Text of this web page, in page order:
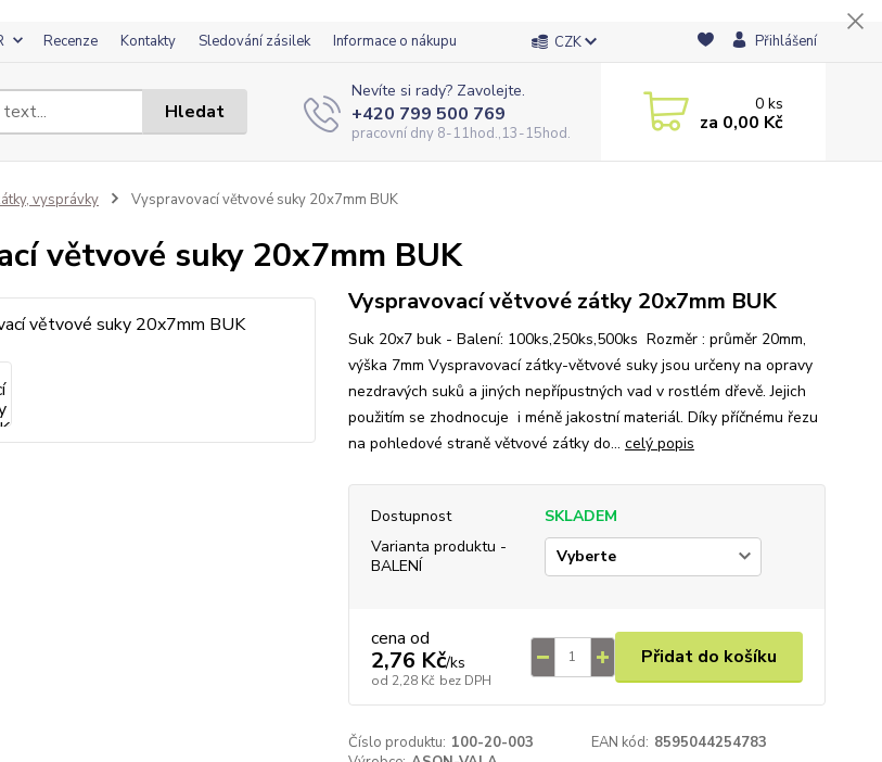
Recenze Kontakty Sledování zásilek Informace o nákupu CZK Přihlášení
Hledat
Nevíte si rady? Zavolejte.
+420 799 500 769
pracovní dny 8-11hod.,13-15hod.
0ks
za 0,00 Kč
vysprávky Vyspravovací větvové suky 20x7mm BUK
větvové suky 20x7mm BUK
Vyspravovací větvové zátky 20x7mm BUK
Suk 20x7 buk - Balení: 100ks,250ks,500ks Rozměr : průměr 20mm,
výška 7mm Vyspravovací zátky-větvové suky jsou určeny na opravy
nezdravých suků a jiných nepřípustných vad v rostlém dřevě. Jejich
použitím se zhodnocuje i méně jakostní materiál. Díky příčnému řezu
na pohledové straně větvové zátky do... celý popis
Dostupnost
SKLADEM
Varianta produktu -
BALENÍ
cena od
2,76 Kč/ks
od 2,28 Kč bez DPH
Přidat do košíku
Číslo produktu: 100-20-003 EAN kód: 8595044254783